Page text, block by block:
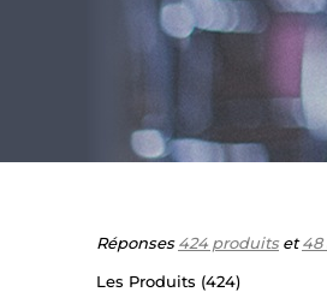
Réponses424 produitset48
Les Produits (424)